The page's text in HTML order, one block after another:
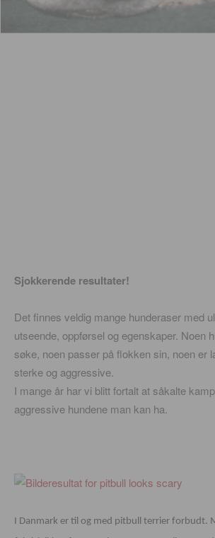
Sjokkerende resultater!
Det finnes veldig mange hunderaser med
utseende, oppførsel og egenskaper. Noen
søke, noen passer på flokken sin, noen er
sterke og aggressive.
I mange år har vi blitt fortalt at såkalte
aggressive hundene man kan ha.
I Danmark er til og med pitbull terrier forbudt.